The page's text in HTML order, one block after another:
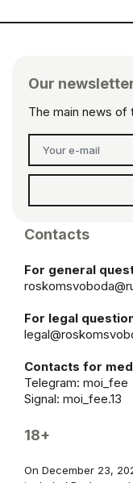
Our
The main news of
Contacts
For general
For legal
Contacts for
Telegram: moi_fee
Signal: moi_fee.13
18+
On December 23,